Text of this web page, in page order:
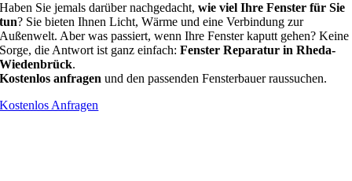
Haben Sie jemals darüber nachgedacht,wie viel Ihre Fenster für Sie
tun? Sie bieten Ihnen Licht, Wärme und eine Verbindung zur
Außenwelt. Aber was passiert, wenn Ihre Fenster kaputt gehen? Keine
Sorge, die Antwort ist ganz einfach: Fenster Reparatur in Rheda-
Wiedenbrück.
Kostenlos anfragen und den passenden Fensterbauer raussuchen.
Kostenlos Anfragen